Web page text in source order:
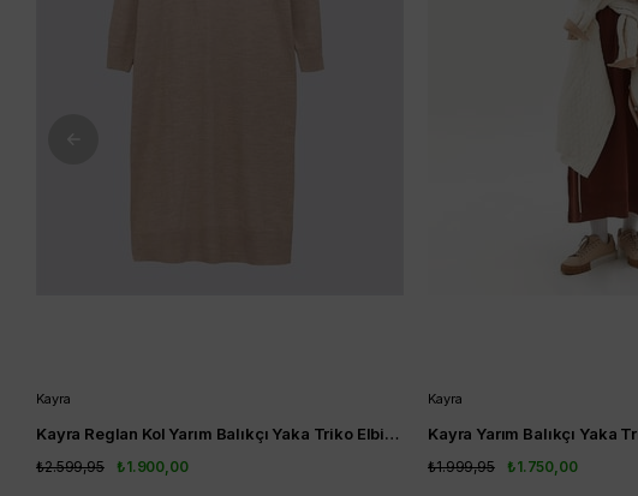
Kayra
Kayra Reglan Kol Yarım Balıkçı Yaka Triko Elbise Bej KA-A23-TRK08
₺1.900,00
₺2.599,95
Kayra
₺1.750,00
₺1.999,95